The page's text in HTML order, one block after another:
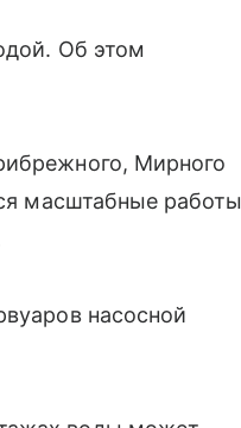
Об этом
Мирного
масштабные работы
насосной